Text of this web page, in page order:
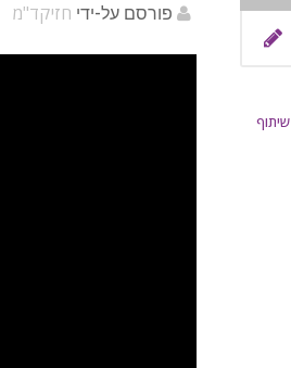
שיתוף
פורסם על-ידי חזיקד"מ